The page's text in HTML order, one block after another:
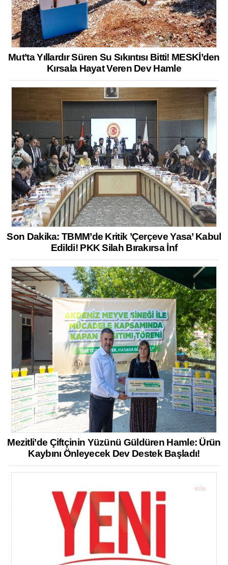
Mut’ta Yıllardır Süren Su Sıkıntısı Bitti! MESKİ’den
Kırsala Hayat Veren Dev Hamle
Son Dakika: TBMM’de Kritik ’Çerçeve Yasa’ Kabul
Edildi! PKK Silah Bırakırsa İnf
Mezitli’de Çiftçinin Yüzünü Güldüren Hamle: Ürün
Kaybını Önleyecek Dev Destek Başladı!